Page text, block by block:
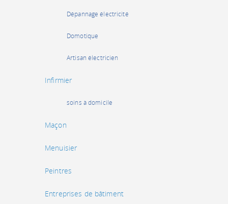
Dépannage électricité
Domotique
Artisan électricien
Infirmier
soins à domicile
Maçon
Menuisier
Peintres
Entreprises de bâtiment